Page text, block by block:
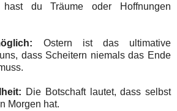
hast du Träume oder Hoffnungen
Ostern ist das ultimative
dass Scheitern niemals das Ende
Die Botschaft lautet, dass selbst
Morgen hat.